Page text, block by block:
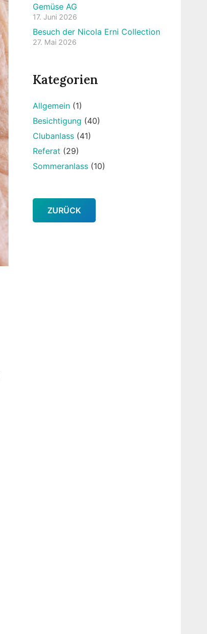
Gemüse AG
17. Juni 2026
Besuch der Nicola Erni Collection
27. Mai 2026
Kategorien
Allgemein (1)
Besichtigung (40)
Clubanlass (41)
Referat (29)
Sommeranlass (10)
ZURÜCK